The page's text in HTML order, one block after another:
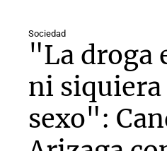
Sociedad
"La droga
ni
sexo":